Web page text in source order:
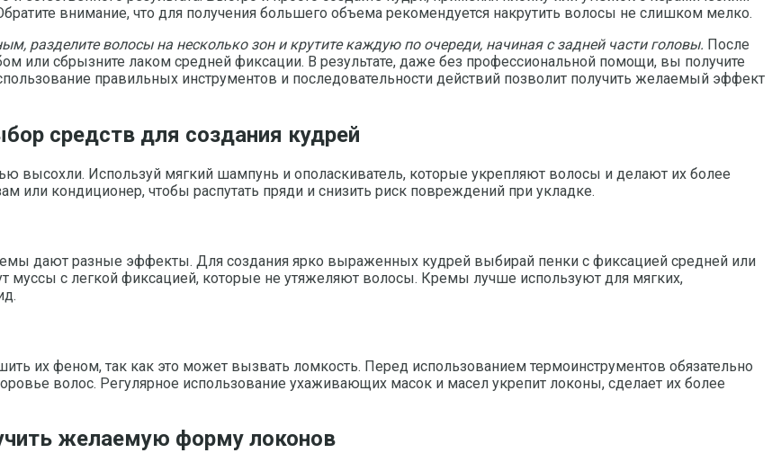
внимание, что для получения большего объема рекомендуется накрутить волосы не слишком мелко.
разделите волосы на несколько зон и крутите каждую по очереди, начиная с задней части головы. После
или сбрызните лаком средней фиксации. В результате, даже без профессиональной помощи, вы получите
правильных инструментов и последовательности действий позволит получить желаемый эффект
средств для создания кудрей
высохли. Используй мягкий шампунь и ополаскиватель, которые укрепляют волосы и делают их более
кондиционер, чтобы распутать пряди и снизить риск повреждений при укладке.
дают разные эффекты. Для создания ярко выраженных кудрей выбирай пенки с фиксацией средней или
муссы с легкой фиксацией, которые не утяжеляют волосы. Кремы лучше используют для мягких,
их феном, так как это может вызвать ломкость. Перед использованием термоинструментов обязательно
волос. Регулярное использование ухаживающих масок и масел укрепит локоны, сделает их более
желаемую форму локонов